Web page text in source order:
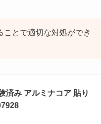
とで適切な対処ができ
済み アルミナコア 貼り